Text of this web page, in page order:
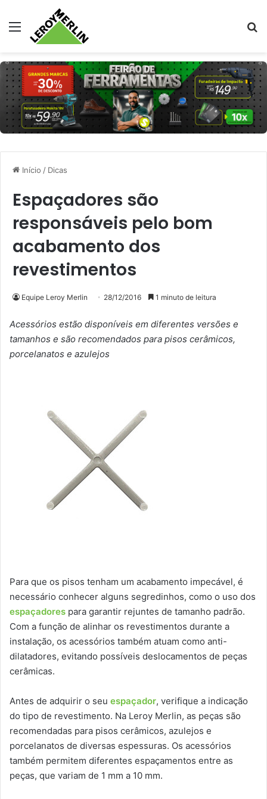
Menu
Início / Dicas
Espaçadores são
responsáveis pelo bom
acabamento dos
revestimentos
Equipe Leroy Merlin 28/12/2016 1 minuto de leitura
Acessórios estão disponíveis em diferentes versões e
tamanhos e são recomendados para pisos cerâmicos,
porcelanatos e azulejos
Para que os pisos tenham um acabamento impecável, é
necessário conhecer alguns segredinhos, como o uso dos
espaçadores para garantir rejuntes de tamanho padrão.
Com a função de alinhar os revestimentos durante a
instalação, os acessórios também atuam como anti-
dilatadores, evitando possíveis deslocamentos de peças
cerâmicas.
Antes de adquirir o seu espaçador, verifique a indicação
do tipo de revestimento. Na Leroy Merlin, as peças são
recomendadas para pisos cerâmicos, azulejos e
porcelanatos de diversas espessuras. Os acessórios
também permitem diferentes espaçamentos entre as
peças, que variam de 1 mm a 10 mm.